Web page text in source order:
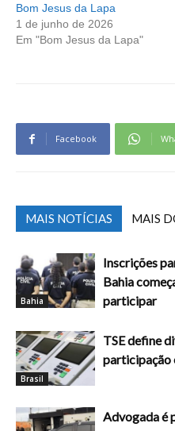
Bom Jesus da Lapa
1 de junho de 2026
Em "Bom Jesus da Lapa"
Facebook
MAIS NOTÍCIAS MAIS
Bahia
Inscrições
Bahia
participar
Brasil
TSE define
participação
Advogada é